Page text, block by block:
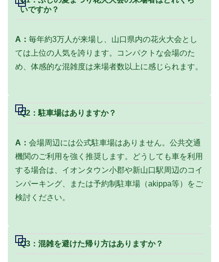
いですか？
A： 毎年約3万人が来場し、山口県内の花火大会とし
ては上位の人気を誇ります。コンパクトな会場のた
め、体感的な混雑度は来場者数以上に感じられます。
Q2：駐車場はありますか？
A： 会場周辺には公式駐車場はありません。公共交通
機関のご利用を強く推奨します。どうしても車を利用
する場合は、イオンタウン小郡や新山口駅周辺のコイ
ンパーキング、または予約制駐車場（akippa等）をご
検討ください。
Q3：混雑を避けた帰り方はありますか？